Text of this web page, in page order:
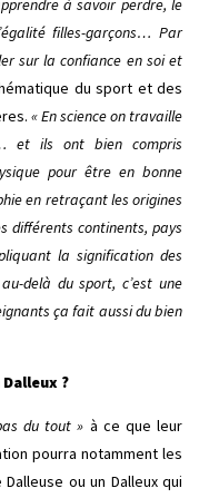
à savoir perdre, le
filles-garçons… Par
sur la confiance en soi et
du sport et des
« En science on travaille
et ils ont bien compris
pour être en bonne
en retraçant les origines
différents continents, pays
la signification des
delà du sport, c’est une
ça fait aussi du bien
?
du tout » à ce que leur
pourra notamment les
ou un Dalleux qui